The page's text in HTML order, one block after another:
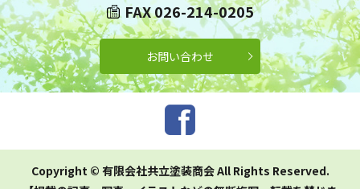
FAX 026-214-0205
お問い合わせ
Copyright © 有限会社共立塗装商会 All Rights Reserved.